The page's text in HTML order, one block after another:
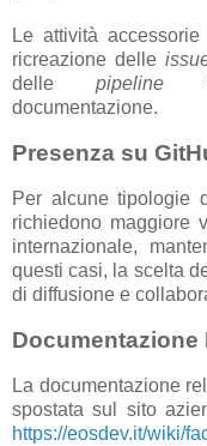
Le attività
ricreazione delle
delle pipelineCI/
documentazione.
Presenza su
Per alcune tipologie
richiedono maggiore
internazionale,
questi casi, la scelta
di diffusione e
Documentazione
La documentazione
spostata sul sito
https://eosdev.it/wiki/